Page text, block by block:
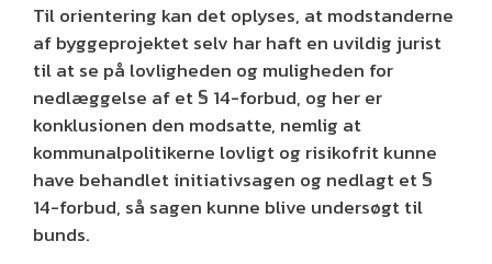
Til orientering kan det oplyses, at modstanderne
af byggeprojektet selv har haft en uvildig jurist
til at se på lovligheden og muligheden for
nedlæggelse af et § 14-forbud, og her er
konklusionen den modsatte, nemlig at
kommunalpolitikerne lovligt og risikofrit kunne
have behandlet initiativsagen og nedlagt et §
14-forbud, så sagen kunne blive undersøgt til
bunds.